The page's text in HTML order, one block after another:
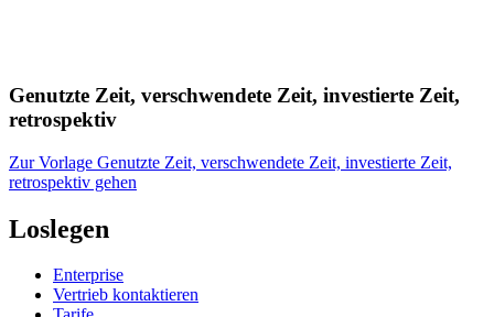
Genutzte Zeit, verschwendete Zeit, investierte Zeit,
retrospektiv
Zur Vorlage Genutzte Zeit, verschwendete Zeit, investierte Zeit,
retrospektiv gehen
Loslegen
Enterprise
Vertrieb kontaktieren